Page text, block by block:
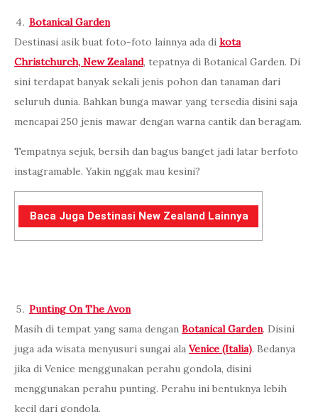
Botanical Garden
Destinasi asik buat foto-foto lainnya ada di kota
Christchurch, New Zealand, tepatnya di Botanical Garden. Di
sini terdapat banyak sekali jenis pohon dan tanaman dari
seluruh dunia. Bahkan bunga mawar yang tersedia disini saja
mencapai 250 jenis mawar dengan warna cantik dan beragam.
Tempatnya sejuk, bersih dan bagus banget jadi latar berfoto
instagramable. Yakin nggak mau kesini?
Baca Juga Destinasi New Zealand Lainnya
Punting On The Avon
Masih di tempat yang sama dengan Botanical Garden. Disini
juga ada wisata menyusuri sungai ala Venice (Italia). Bedanya
jika di Venice menggunakan perahu gondola, disini
menggunakan perahu punting. Perahu ini bentuknya lebih
kecil dari gondola.